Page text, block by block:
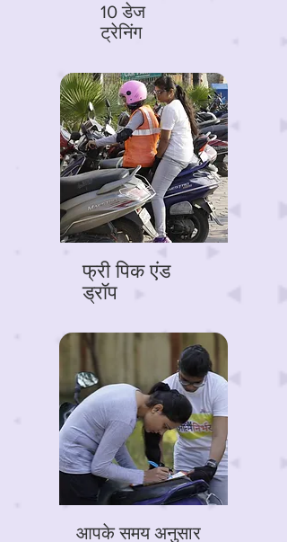
10 डेज
ट्रेनिंग
फ्री पिक एंड
ड्रॉप
आपके समय अनुसार